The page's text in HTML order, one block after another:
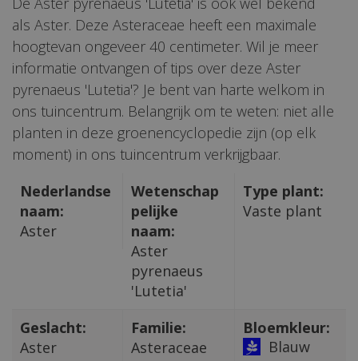
als Aster. Deze Asteraceae heeft een maximale
hoogtevan ongeveer 40 centimeter. Wil je meer
informatie ontvangen of tips over deze Aster
pyrenaeus 'Lutetia'? Je bent van harte welkom in
ons tuincentrum. Belangrijk om te weten: niet alle
planten in deze groenencyclopedie zijn (op elk
moment) in ons tuincentrum verkrijgbaar.
Nederlandse
naam:
Aster
Wetenschap
pelijke
naam:
Aster
pyrenaeus
'Lutetia'
Type plant:
Vaste plant
Geslacht:
Aster
Familie:
Asteraceae
Bloemkleur:
Blauw